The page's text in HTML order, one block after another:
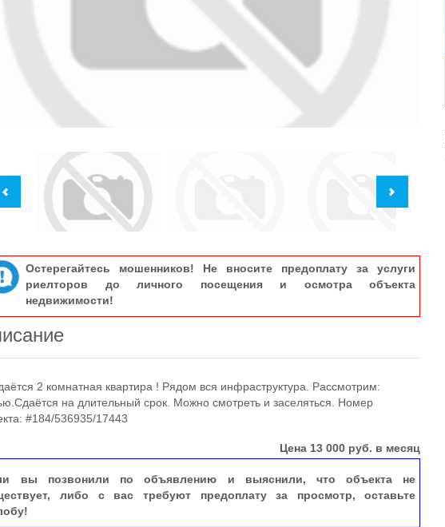
Остерегайтесь мошенников! Не вносите предоплату за услуги
риелторов до личного посещения и осмотра объекта
недвижимости!
2 комнатная квартира ! Рядом вся инфраструктура. Рассмотрим:
на длительный срок. Можно смотреть и заселяться. Номер
#184/536935/17443
Цена 13 000 руб. в месяц
вы позвонили по объявлению и выяснили, что объекта не
либо с вас требуют предоплату за просмотр, оставьте